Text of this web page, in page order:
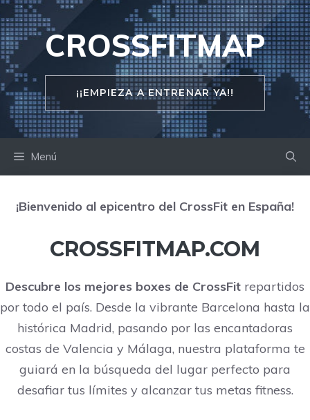
Saltar
al
contenidoCROSSFITMAP
¡¡EMPIEZA A ENTRENAR YA!!
Menú
¡Bienvenido al epicentro del CrossFit en España!
CROSSFITMAP.COM
Descubre los mejores boxes de CrossFit repartidos
por todo el país. Desde la vibrante Barcelona hasta la
histórica Madrid, pasando por las encantadoras
costas de Valencia y Málaga, nuestra plataforma te
guiará en la búsqueda del lugar perfecto para
desafiar tus límites y alcanzar tus metas fitness.